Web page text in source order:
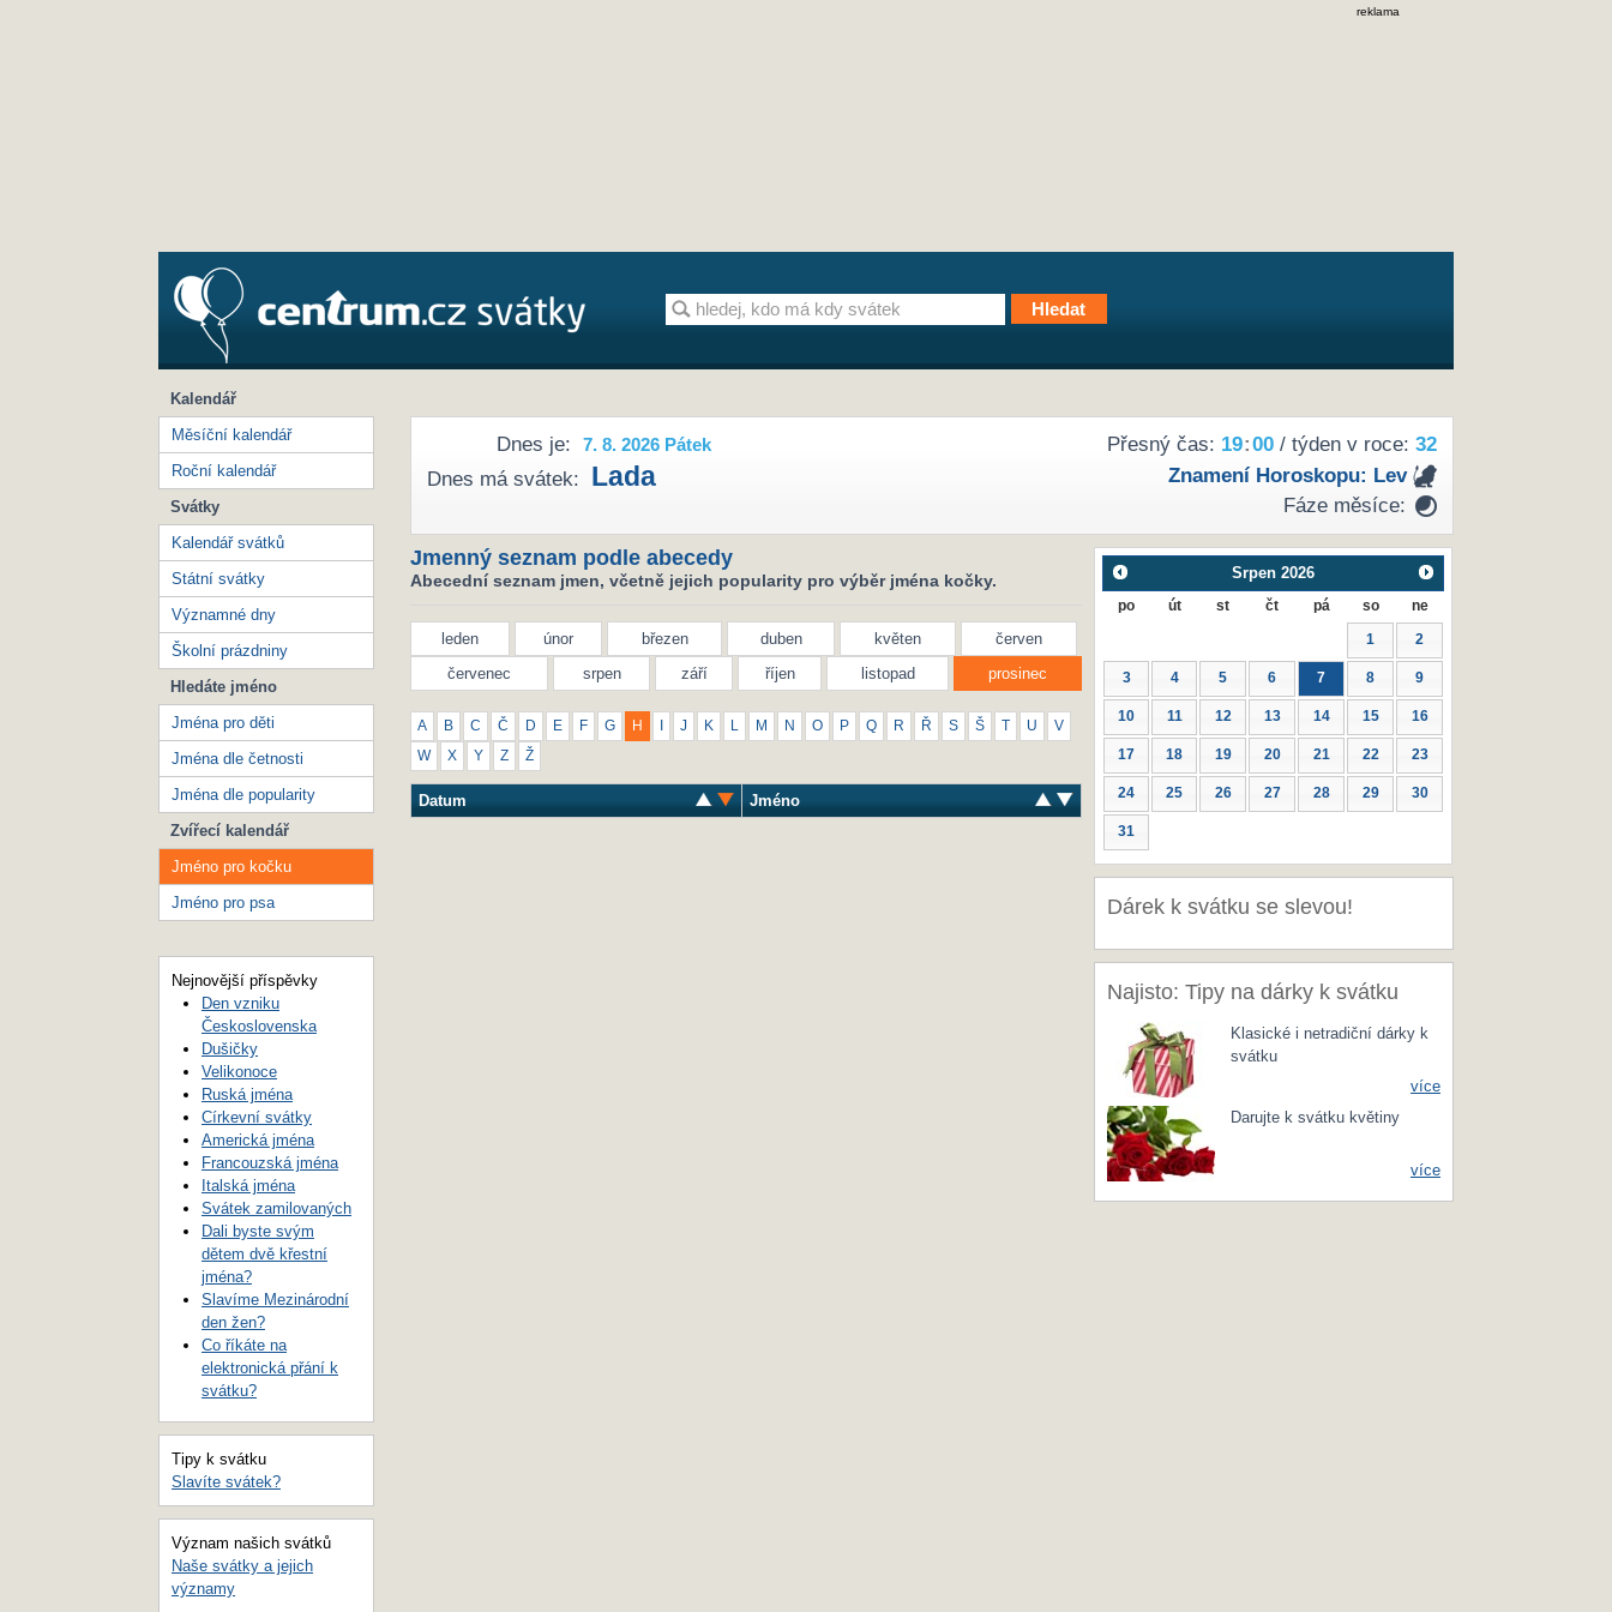
reklama
Přesný čas: 19:00/ týden v roce: 32
Znamení Horoskopu: Lev
Fáze měsíce:
Dnes je: 7. 8. 2026 Pátek
Dnes má svátek: Lada
Jmenný seznam podle abecedy
Abecední seznam jmen, včetně jejich popularity pro výběr jména kočky.
leden únor březen duben květen
červen
červenec
srpen září říjen listopad prosinec
A B C Č D E F G H J K M N O P Q R Ř S Š T U V
W X Y Z Ž
Datum Jméno
Srpen 2026
po út st čt pá so ne
1 2
3 4 5 6 7 8 9
10 11 12 13 14 15 16
17 18 19 20 21 22 23
24 25 26 27 28 29 30
31
Dárek k svátku se slevou!
Najisto: Tipy na dárky k svátku
Klasické i netradiční dárky k
svátku
více
Darujte k svátku květiny
více
Kalendář
Měsíční kalendář
Roční kalendář
Svátky
Kalendář svátků
Státní svátky
Významné dny
Školní prázdniny
Hledáte jméno
Jména pro děti
Jména dle četnosti
Jména dle popularity
Zvířecí kalendář
Jméno pro kočku
Jméno pro psa
Nejnovější příspěvky
Den vzniku
Československa
Dušičky
Velikonoce
Ruská jména
Církevní svátky
Americká jména
Francouzská jména
Italská jména
Svátek zamilovaných
Dali byste svým
dětem dvě křestní
jména?
Slavíme Mezinárodní
den žen?
Co říkáte na
elektronická přání k
svátku?
Tipy k svátku
Slavíte svátek?
Význam našich svátků
Naše svátky a jejich
významy